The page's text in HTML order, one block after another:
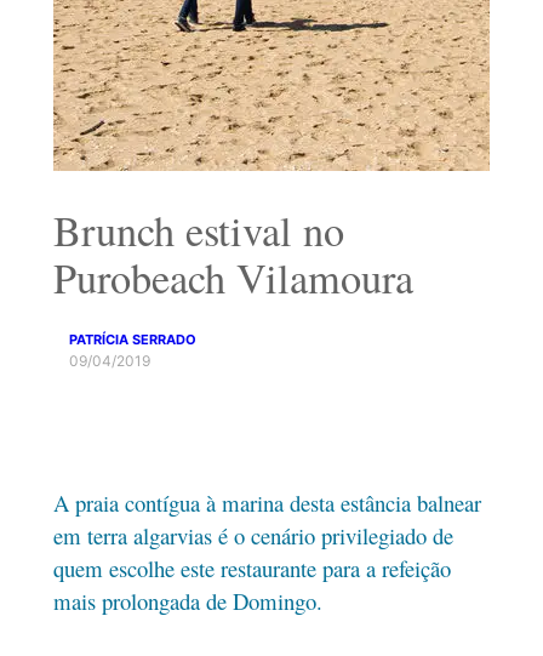
Brunch estival no
Purobeach Vilamoura
PATRÍCIA SERRADO
09/04/2019
A praia contígua à marina desta estância balnear
em terra algarvias é o cenário privilegiado de
quem escolhe este restaurante para a refeição
mais prolongada de Domingo.